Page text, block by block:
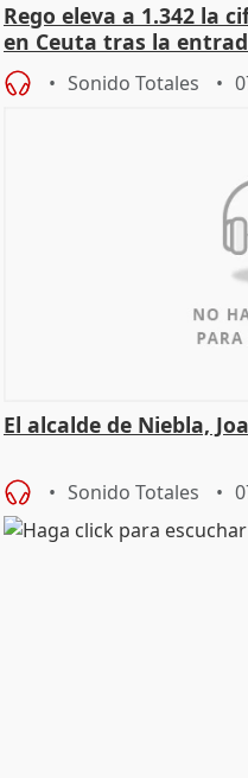
Rego eleva a 1.342 la
en Ceuta tras la
Sonido Totales
El alcalde de Niebla,
Sonido Totales